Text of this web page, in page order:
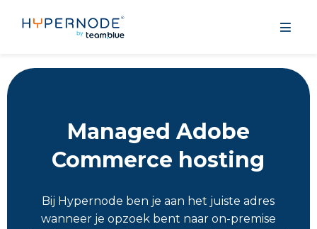
Managed Adobe
Commerce hosting
Bij Hypernode ben je aan het juiste adres
wanneer je opzoek bent naar on-premise